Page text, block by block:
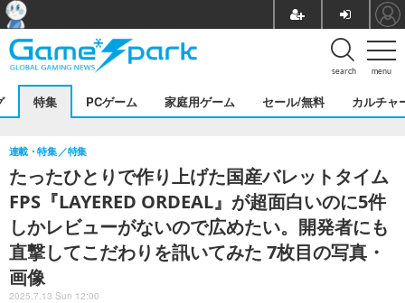
menu
search
特集 PCゲーム 家庭用ゲーム セール/無料 カルチャ
たったひとりで作り上げた国産バレットタイム
FPS『LAYERED ORDEAL』が超面白いのに5件
しかレビューがないので広めたい。開発者にも
直撃してこだわりを訊いてみた 7枚目の写真・
画像
連載・特集 特集
2025.7.13 Sun 12:00